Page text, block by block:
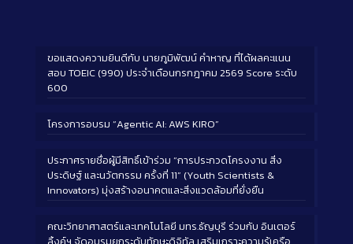
ขอแสดงความยินดีกับ นายภูมิพัฒน์ คำหาญ ที่ได้ผลคะแนน
สอบ TOEIC (990) ประจำเดือนกรกฎาคม 2569 Score ระดับ
600
โครงการอบรม “Agentic AI: AWS KIRO”
ประกาศรายชื่อผู้มีสิทธิ์เข้าร่วม “การประกวดโครงงาน สิ่ง
ประดิษฐ์ และนวัตกรรม ครั้งที่ 11” (Youth Scientists &
Innovators) มุ่งสร้างอนาคตและสิ่งแวดล้อมที่ยั่งยืน
คณะวิทยาศาสตร์และเทคโนโลยี มทร.ธัญบุรี ร่วมกับ อินเตอร์